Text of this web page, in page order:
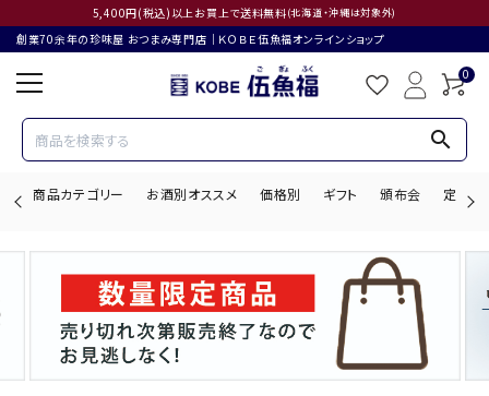
5,400円(税込)以上お買上で送料無料(北海道・沖縄は対象外)
創業70余年の珍味屋 おつまみ専門店│ＫＯＢＥ伍魚福オンラインショップ
0
search
商品カテゴリー お酒別オススメ 価格別 ギフト 頒布会 定期購
search
ACCOUNT MENU